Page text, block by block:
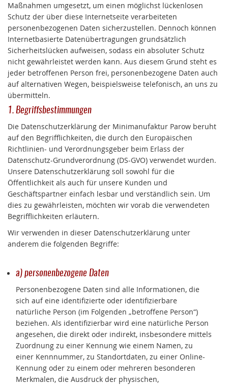
Maßnahmen umgesetzt, um einen möglichst lückenlosen
Schutz der über diese Internetseite verarbeiteten
personenbezogenen Daten sicherzustellen. Dennoch können
Internetbasierte Datenübertragungen grundsätzlich
Sicherheitslücken aufweisen, sodass ein absoluter Schutz
nicht gewährleistet werden kann. Aus diesem Grund steht es
jeder betroffenen Person frei, personenbezogene Daten auch
auf alternativen Wegen, beispielsweise telefonisch, an uns zu
übermitteln.
1. Begriffsbestimmungen
Die Datenschutzerklärung der Minimanufaktur Parow beruht
auf den Begrifflichkeiten, die durch den Europäischen
Richtlinien- und Verordnungsgeber beim Erlass der
Datenschutz-Grundverordnung (DS-GVO) verwendet wurden.
Unsere Datenschutzerklärung soll sowohl für die
Öffentlichkeit als auch für unsere Kunden und
Geschäftspartner einfach lesbar und verständlich sein. Um
dies zu gewährleisten, möchten wir vorab die verwendeten
Begrifflichkeiten erläutern.
Wir verwenden in dieser Datenschutzerklärung unter
anderem die folgenden Begriffe:
a) personenbezogene Daten
Personenbezogene Daten sind alle Informationen, die
sich auf eine identifizierte oder identifizierbare
natürliche Person (im Folgenden „betroffene Person“)
beziehen. Als identifizierbar wird eine natürliche Person
angesehen, die direkt oder indirekt, insbesondere mittels
Zuordnung zu einer Kennung wie einem Namen, zu
einer Kennnummer, zu Standortdaten, zu einer Online-
Kennung oder zu einem oder mehreren besonderen
Merkmalen, die Ausdruck der physischen,